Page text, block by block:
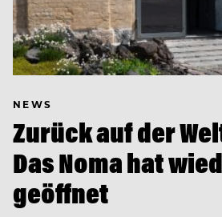
NEWS
Zurück auf der
Das Noma hat
geöffnet